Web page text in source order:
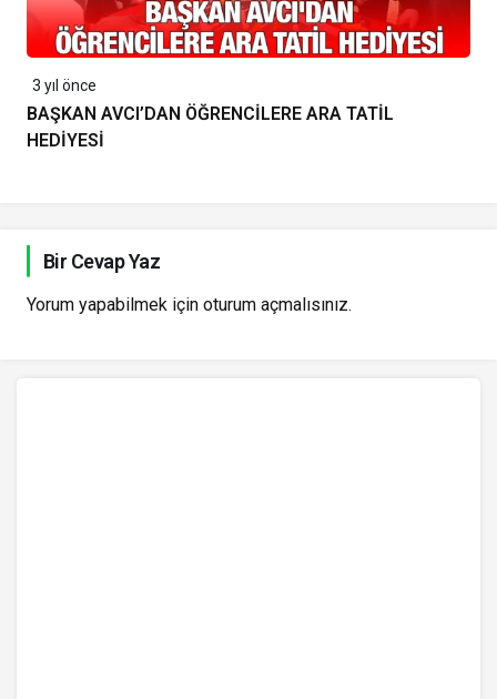
3 yıl önce
BAŞKAN AVCI’DAN ÖĞRENCİLERE ARA TATİL
HEDİYESİ
Bir Cevap Yaz
Yorum yapabilmek için oturum açmalısınız.